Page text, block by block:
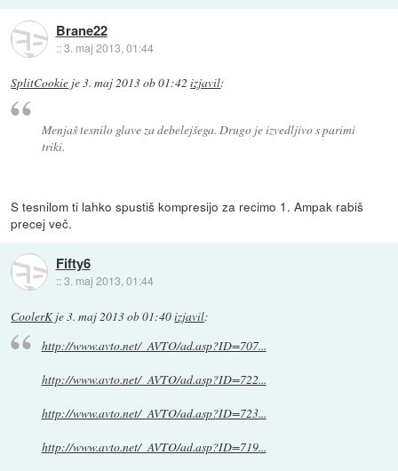
Brane22
::3. maj 2013, 01:44
SplitCookie je3. maj 2013 ob 01:42 izjavil:
Menjaš tesnilo glave za debelejšega. Drugo je izvedljivo s parimi
triki.
S tesnilom ti lahko spustiš kompresijo za recimo 1. Ampak rabiš
precej več.
Fifty6
::3. maj 2013, 01:44
CoolerKje3. maj 2013 ob 01:40izjavil:
http://www.avto.net/_AVTO/ad.asp?ID=707...
http://www.avto.net/_AVTO/ad.asp?ID=722...
http://www.avto.net/_AVTO/ad.asp?ID=723...
http://www.avto.net/_AVTO/ad.asp?ID=719...